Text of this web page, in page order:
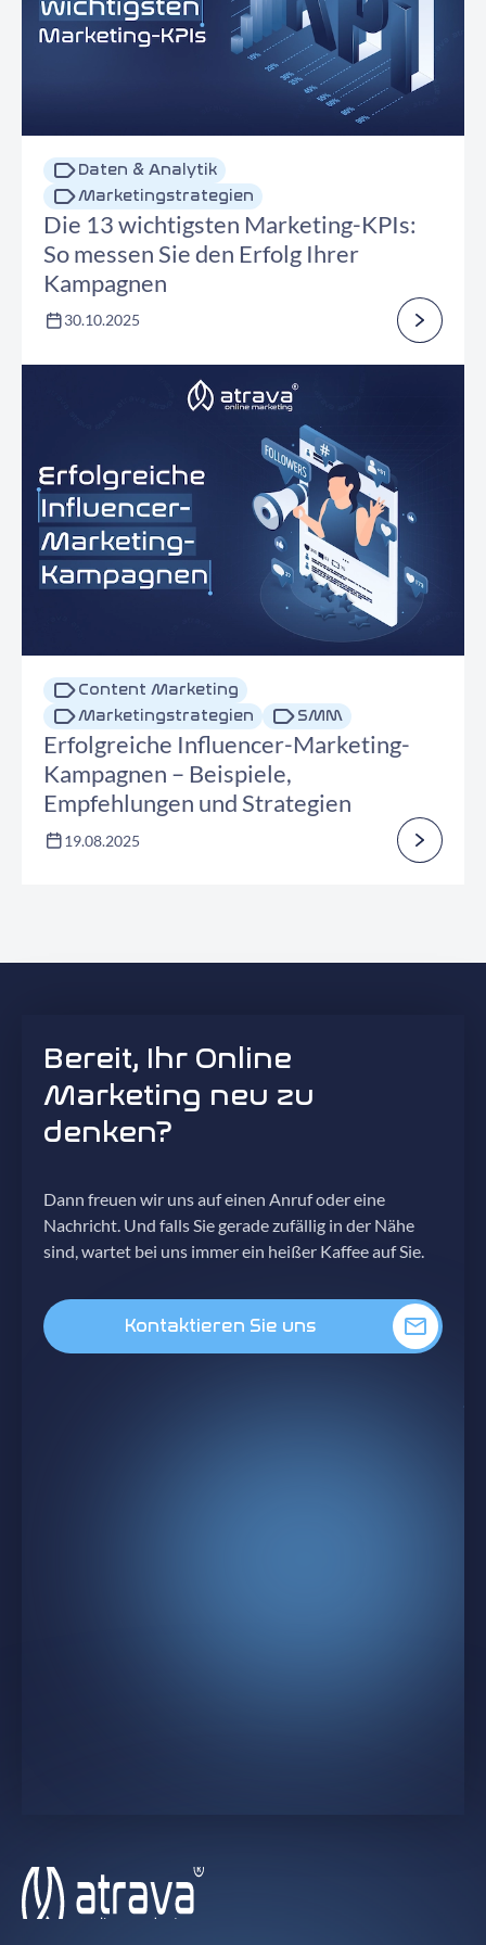
Daten & Analytik
Marketingstrategien
Die 13 wichtigsten Marketing-KPIs:
So messen Sie den Erfolg Ihrer
Kampagnen
30.10.2025
Content Marketing
Marketingstrategien
SMM
Erfolgreiche Influencer-Marketing-
Kampagnen – Beispiele,
Empfehlungen und Strategien
19.08.2025
Bereit, Ihr Online
Marketing neu zu
denken?
Dann freuen wir uns auf einen Anruf oder eine
Nachricht. Und falls Sie gerade zufällig in der Nähe
sind, wartet bei uns immer ein heißer Kaffee auf Sie.
Kontaktieren Sie uns